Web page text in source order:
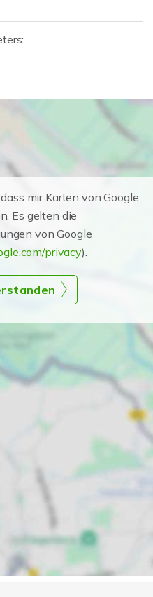
mir Karten von Google
Es gelten die
von Google
privacy).